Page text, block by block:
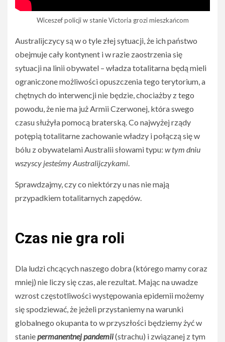
Wiceszef policji w stanie Victoria grozi mieszkańcom
Australijczycy są w o tyle złej sytuacji, że ich państwo
obejmuje cały kontynent i w razie zaostrzenia się
sytuacji na linii obywatel – władza totalitarna będą mieli
ograniczone możliwości opuszczenia tego terytorium, a
chętnych do interwencji nie będzie, chociażby z tego
powodu, że nie ma już Armii Czerwonej, która swego
czasu służyła pomocą braterską. Co najwyżej rządy
potępią totalitarne zachowanie władzy i połączą się w
bólu z obywatelami Australii słowami typu: w tym dniu
wszyscy jesteśmy Australijczykami.
Sprawdzajmy, czy co niektórzy u nas nie mają
przypadkiem totalitarnych zapędów.
Czas nie gra roli
Dla ludzi chcących naszego dobra (którego mamy coraz
mniej) nie liczy się czas, ale rezultat. Mając na uwadze
wzrost częstotliwości występowania epidemii możemy
się spodziewać, że jeżeli przystaniemy na warunki
globalnego okupanta to w przyszłości będziemy żyć w
staniepermanentnej pandemii(strachu) i związanej z tym